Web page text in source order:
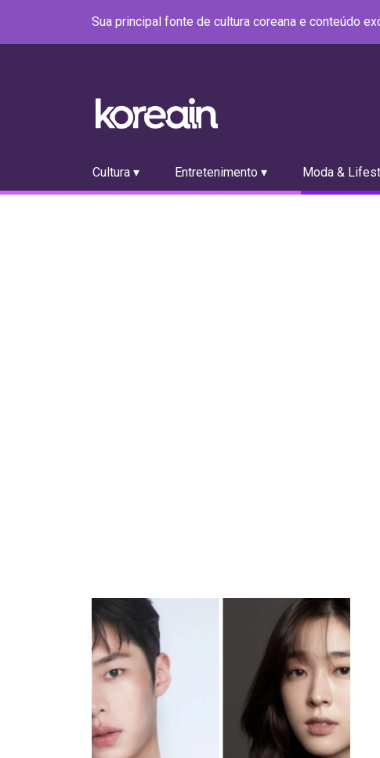
Sua principal fonte de cultura coreana e conteúdo
Cultura ▾ Entretenimento ▾ Moda &